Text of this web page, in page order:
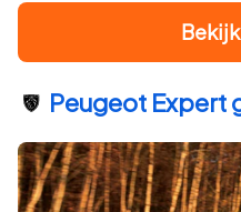
Peugeot Expert